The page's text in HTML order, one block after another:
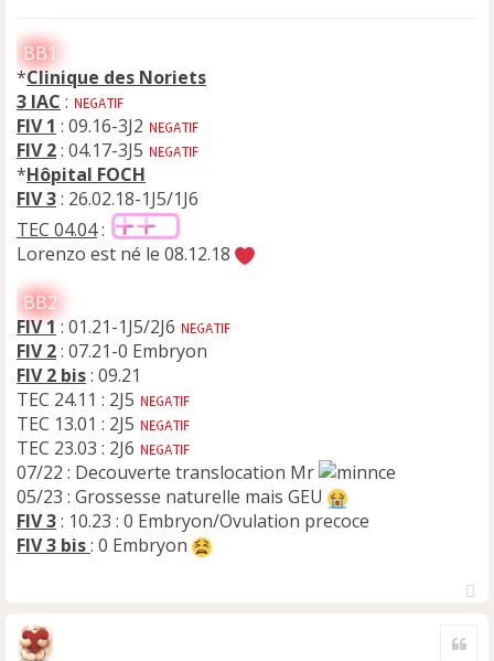
BB1
*Clinique des Noriets
3 IAC :
FIV 1 : 09.16-3J2
FIV 2: 04.17-3J5
*Hôpital FOCH
FIV 3: 26.02.18-1J5/1J6
TEC 04.04:
Lorenzo est né le 08.12.18
BB2
FIV 1 : 01.21-1J5/2J6
FIV 2: 07.21-0 Embryon
FIV 2 bis: 09.21
TEC 24.11 : 2J5
TEC 13.01 : 2J5
TEC 23.03 : 2J6
07/22 : Decouverte translocation Mr
05/23 : Grossesse naturelle mais GEU
FIV 3: 10.23 : 0 Embryon/Ovulation precoce
FIV 3 bis: 0 Embryon